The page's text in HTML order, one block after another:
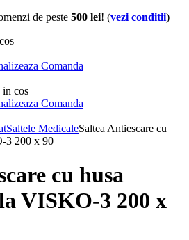
de peste 500 lei! (vezi conditii)
Comanda
in cos
Comanda
Saltele MedicaleSaltea Antiescare cu
3 200 x 90
cu husa
VISKO-3 200 x